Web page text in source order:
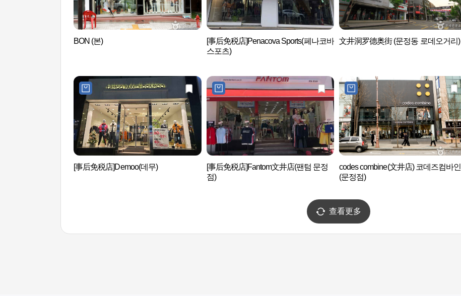
BON (본)
[事后免税店]Penacova Sports(페나코바
스포츠)
文井洞罗德奥街 (문정동 로데오거리)
[事后免税店]Demoo(데무)
[事后免税店]Fantom文井店(팬텀 문정
점)
codes combine(文井店) 코데즈컴바인
(문정점)
查看更多